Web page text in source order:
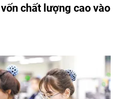
chất lượng cao vào